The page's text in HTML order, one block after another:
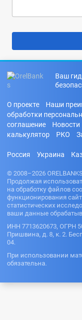
Ваш
О проекте Наши
обработки
соглашение
Новости
калькулятор
РКО
Россия Украина
© 2008–2026
Продолжая
на обработку файлов
функционирования
статистических
ваши данные
ИНН 7713620673, ОГРН
Пришвина, д. 8, к. 2.
04.
При использовании
обязательна.